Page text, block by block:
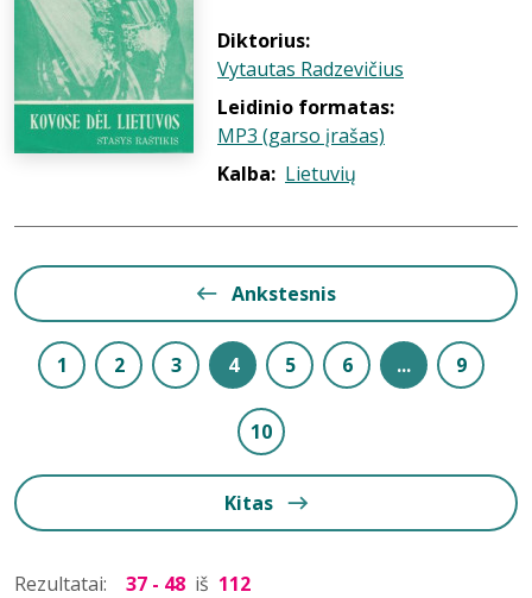
Diktorius:
Vytautas Radzevičius
Leidinio formatas:
MP3 (garso įrašas)
Kalba: Lietuvių
Ankstesnis
1 2 3 4 5 6 ... 9
10
Kitas
Rezultatai: 37 - 48 iš 112